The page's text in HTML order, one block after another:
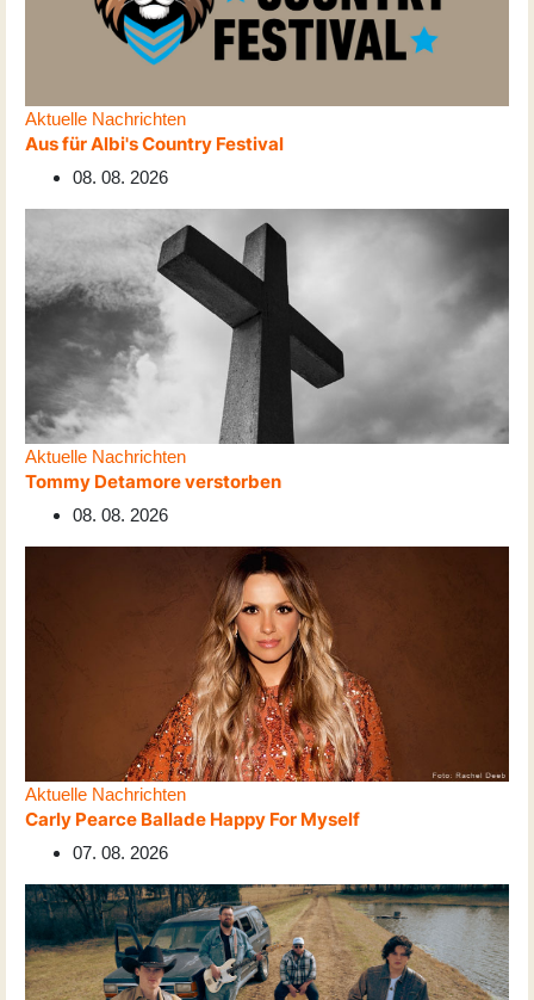
Aktuelle Nachrichten
Aus für Albi's Country Festival
08. 08. 2026
Aktuelle Nachrichten
Tommy Detamore verstorben
08. 08. 2026
Aktuelle Nachrichten
Carly Pearce Ballade Happy For Myself
07. 08. 2026